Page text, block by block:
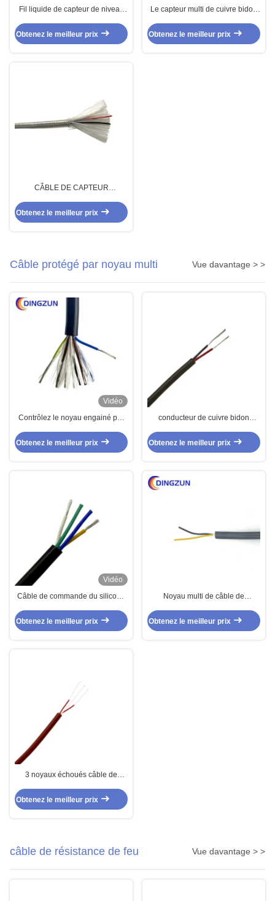
Fil liquide de capteur de niveau
PTFE de Dingzun
Obtenez le meilleur prix
Le capteur multi de cuivre bidon
0.22MM2 4core
Obtenez le meilleur prix
CÂBLE DE CAPTEUR
CUIVRE ARGENT À 2
CONDUCTEURS
Obtenez le meilleur prix
Câble protégé par noyau multi Vue davantage > >
Vidéo
Contrôlez le noyau engainé par
câble multi de capteur 9
Obtenez le meilleur prix
conducteur de cuivre bidon
commande de PVC 2core
Obtenez le meilleur prix
Vidéo
Câble de commande du silicone
4 noyaux
Obtenez le meilleur prix
Noyau multi de câble de
UL4600/UL4622 noyau de 2
Obtenez le meilleur prix
3 noyaux échoués câble de
gainé de silicone
Obtenez le meilleur prix
câble de résistance de feu Vue davantage > >